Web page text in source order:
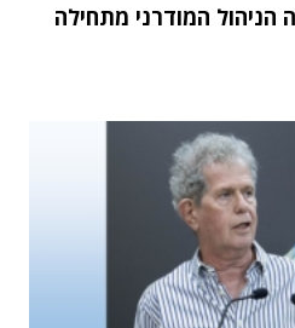
הניהול המודרני מתחילה